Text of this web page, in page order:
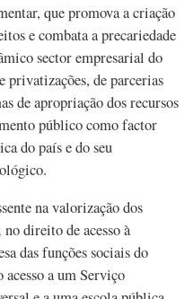
que promova a criação
e combata a precariedade
sector empresarial do
privatizações, de parcerias
de apropriação dos recursos
público como factor
do país e do seu
na valorização dos
direito de acesso à
das funções sociais do
a um Serviço